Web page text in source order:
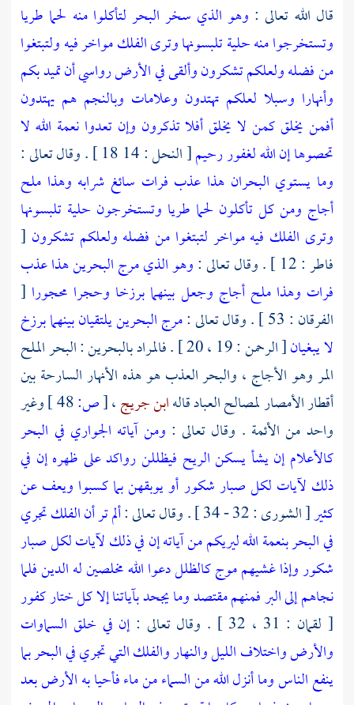
قال الله تعالى : وهو الذي سخر البحر لتأكلوا منه لحما طريا
وتستخرجوا منه حلية تلبسونها وترى الفلك مواخر فيه ولتبتغوا
من فضله ولعلكم تشكرون وألقى في الأرض رواسي أن تميد بكم
وأنهارا وسبلا لعلكم تهتدون وعلامات وبالنجم هم يهتدون
أفمن يخلق كمن لا يخلق أفلا تذكرون وإن تعدوا نعمة الله لا
تحصوها إن الله لغفور رحيم[ النحل : 14 18 ] . وقال تعالى :
وما يستوي البحران هذا عذب فرات سائغ شرابه وهذا ملح
أجاج ومن كل تأكلون لحما طريا وتستخرجون حلية تلبسونها
وترى الفلك فيه مواخر لتبتغوا من فضله ولعلكم تشكرون [
فاطر : 12 ] . وقال تعالى :
وهو الذي مرج البحرين هذا عذب
فرات وهذا ملح أجاج وجعل بينهما برزخا وحجرا محجورا [
الفرقان : 53 ] . وقال تعالى :
مرج البحرين يلتقيان بينهما برزخ
لا يبغيان
[ الرحمن : 19 ، 20 ] . فالمراد بالبحرين : البحر الملح
المر وهو الأجاج ، والبحر العذب هو هذه الأنهار السارحة بين
أقطار الأمصار لمصالح العباد قالهابن جريج،[ص:
وغير
واحد من الأئمة . وقال تعالى : ومن آياته الجواري في البحر
كالأعلام إن يشأ يسكن الريح فيظللن رواكد على ظهره إن في
ذلك لآيات لكل صبار شكور أو يوبقهن بما كسبوا ويعف عن
كثير[ الشورى : 32 - 34 ] . وقال تعالى :
ألم تر أن الفلك تجري
في البحر بنعمة الله ليريكم من آياته إن في ذلك لآيات لكل صبار
شكور وإذا غشيهم موج كالظلل دعوا الله مخلصين له الدين فلما
نجاهم إلى البر فمنهم مقتصد وما يجحد بآياتنا إلا كل ختار كفور
[ لقمان : 31 ، 32 ] . وقال تعالى :
إن في خلق السماوات
والأرض واختلاف الليل والنهار والفلك التي تجري في البحر بما
ينفع الناس وما أنزل الله من السماء من ماء فأحيا به الأرض بعد